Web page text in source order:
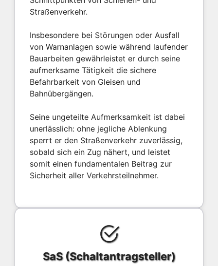
Straßenverkehr.
Insbesondere bei Störungen oder Ausfall
von Warnanlagen sowie während laufender
Bauarbeiten gewährleistet er durch seine
aufmerksame Tätigkeit die sichere
Befahrbarkeit von Gleisen und
Bahnübergängen.
Seine ungeteilte Aufmerksamkeit ist dabei
unerlässlich: ohne jegliche Ablenkung
sperrt er den Straßenverkehr zuverlässig,
sobald sich ein Zug nähert, und leistet
somit einen fundamentalen Beitrag zur
Sicherheit aller Verkehrsteilnehmer.
SaS (Schaltantragsteller)